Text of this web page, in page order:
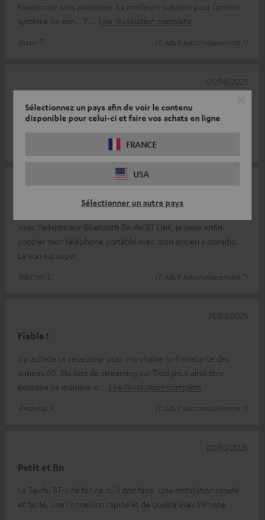
Sélectionnez un pays afin de voir le contenu
disponible pour celui-ci et faire vos achats en ligne
FRANCE
USA
Sélectionner un autre pays
fonctionne sans problème. La meilleure solution pour l'ancien
système de son... T
Lire l’évaluation complète
Artur T.
(Traduit automatiquement *)
Je ne peux que le recommander
Facile à connecter , transmission parfaite et super son...
(Traduit automatiquement *)
01/04/2025
Bluetooth im Auto
Avec l'adaptateur Bluetooth Teufel BT Link, je peux enfin
coupler mon téléphone portable avec mon ancien autoradio.
Le son est super.
Werner L.
(Traduit automatiquement *)
Fiable !
J'ai acheté ce récepteur pour ma chaîne hi-fi existante des
années 80. Ma liste de streaming sur Tidal peut ainsi être
écoutée de manière o
Lire l’évaluation complète
Andreas K.
(Traduit automatiquement *)
25/03/2025
Petit et fin
Le Teufel BT-Link fait ce qu'il doit faire. Une installation rapide
et facile, une connexion rapide et de qualité avec l'iPhone.
03/03/2025